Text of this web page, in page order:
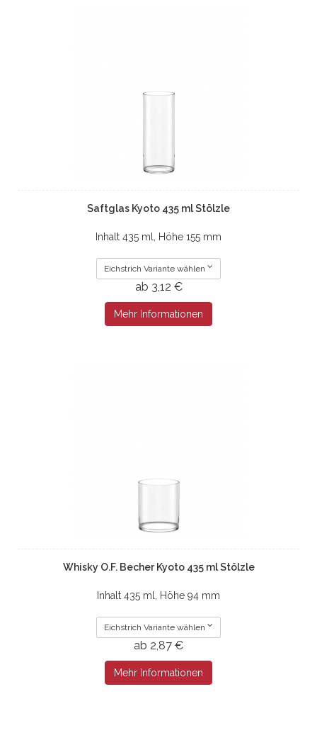
Saftglas Kyoto 435 ml Stölzle
Inhalt 435 ml, Höhe 155 mm
Eichstrich Variante wählen
ab 3,12 €
Mehr Informationen
Whisky O.F. Becher Kyoto 435 ml Stölzle
Inhalt 435 ml, Höhe 94 mm
Eichstrich Variante wählen
ab 2,87 €
Mehr Informationen